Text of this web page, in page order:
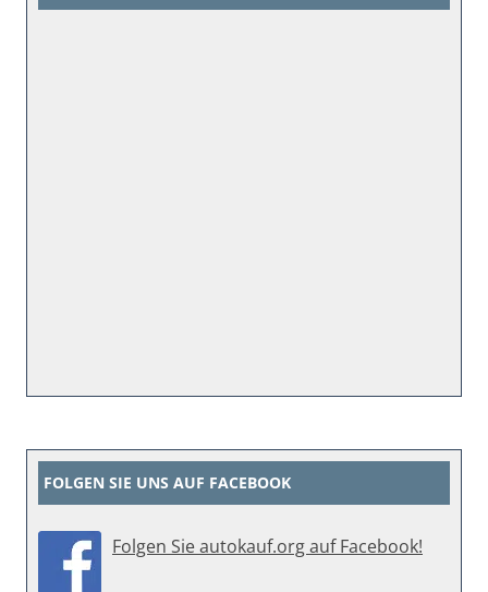
FOLGEN SIE UNS AUF FACEBOOK
Folgen Sie autokauf.org auf Facebook!